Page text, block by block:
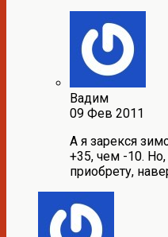
Вадим
09 Фев 2011
А я зарекся
+35, чем -10.
приобрету,